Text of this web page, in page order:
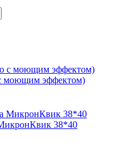
моющим эффектом)
38*40